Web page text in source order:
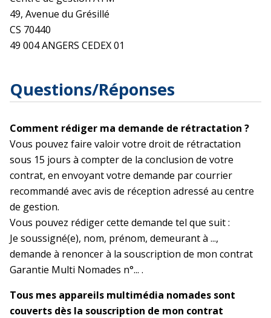
49, Avenue du Grésillé
CS 70440
49 004 ANGERS CEDEX 01
Questions/Réponses
Comment rédiger ma demande de rétractation ?
Vous pouvez faire valoir votre droit de rétractation
sous 15 jours à compter de la conclusion de votre
contrat, en envoyant votre demande par courrier
recommandé avec avis de réception adressé au centre
de gestion.
Vous pouvez rédiger cette demande tel que suit :
Je soussigné(e), nom, prénom, demeurant à ...,
demande à renoncer à la souscription de mon contrat
Garantie Multi Nomades n°... .
Tous mes appareils multimédia nomades sont
couverts dès la souscription de mon contrat